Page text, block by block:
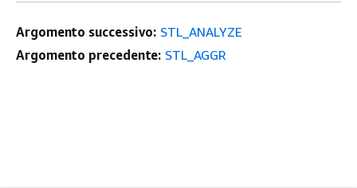
Argomento successivo: STL_ANALYZE
Argomento precedente: STL_AGGR